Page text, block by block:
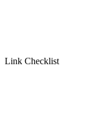
Link Checklist